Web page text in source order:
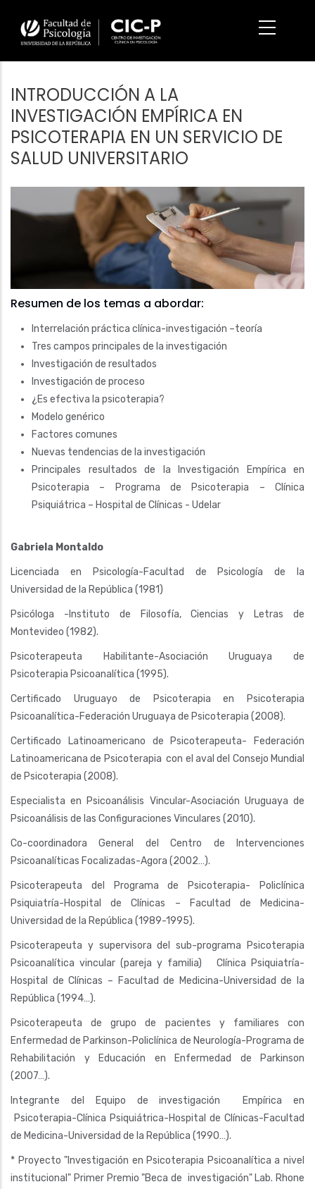
contenido
principal
INTRODUCCIÓN A LA
INVESTIGACIÓN EMPÍRICA EN
PSICOTERAPIA EN UN SERVICIO DE
SALUD UNIVERSITARIO
Imagen/Afiche
Resumen de los temas a abordar:
Interrelación práctica clínica-investigación –teoría
Tres campos principales de la investigación
Investigación de resultados
Investigación de proceso
¿Es efectiva la psicoterapia?
Modelo genérico
Factores comunes
Nuevas tendencias de la investigación
Principales resultados de la Investigación Empírica en
Psicoterapia – Programa de Psicoterapia – Clínica
Psiquiátrica – Hospital de Clínicas - Udelar
Gabriela Montaldo
Licenciada en Psicología-Facultad de Psicología de la
Universidad de la República (1981)
Psicóloga -Instituto de Filosofía, Ciencias y Letras de
Montevideo (1982).
Psicoterapeuta Habilitante-Asociación Uruguaya de
Psicoterapia Psicoanalítica (1995).
Certificado Uruguayo de Psicoterapia en Psicoterapia
Psicoanalítica-Federación Uruguaya de Psicoterapia (2008).
Certificado Latinoamericano de Psicoterapeuta- Federación
Latinoamericana de Psicoterapia con el aval del Consejo Mundial
de Psicoterapia (2008).
Especialista en Psicoanálisis Vincular-Asociación Uruguaya de
Psicoanálisis de las Configuraciones Vinculares (2010).
Co-coordinadora General del Centro de Intervenciones
Psicoanalíticas Focalizadas-Agora (2002…).
Psicoterapeuta del Programa de Psicoterapia- Policlínica
Psiquiatría-Hospital de Clínicas – Facultad de Medicina-
Universidad de la República (1989-1995).
Psicoterapeuta y supervisora del sub-programa Psicoterapia
Psicoanalítica vincular (pareja y familia) Clínica Psiquiatría-
Hospital de Clínicas – Facultad de Medicina-Universidad de la
República (1994…).
Psicoterapeuta de grupo de pacientes y familiares con
Enfermedad de Parkinson-Policlínica de Neurología-Programa de
Rehabilitación y Educación en Enfermedad de Parkinson
(2007…).
Integrante del Equipo de investigación Empírica en
Psicoterapia-Clínica Psiquiátrica-Hospital de Clínicas-Facultad
de Medicina-Universidad de la República (1990…).
* Proyecto "Investigación en Psicoterapia Psicoanalítica a nivel
institucional" Primer Premio "Beca de investigación" Lab. Rhone